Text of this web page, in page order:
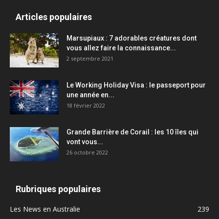
Articles populaires
Marsupiaux : 7 adorables créatures dont
vous allez faire la connaissance...
2 septembre 2021
Le Working Holiday Visa : le passeport pour
une année en...
18 février 2022
Grande Barrière de Corail : les 10 îles qui
vont vous...
26 octobre 2022
Rubriques populaires
Les News en Australie 239